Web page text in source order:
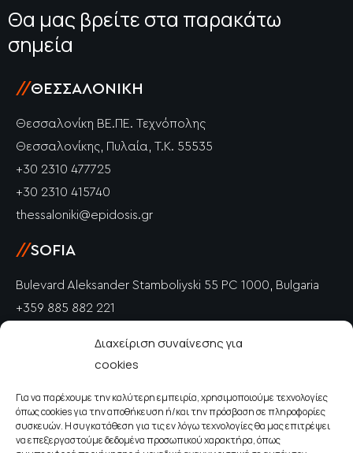
Διαχείριση συναίνεσης για
cookies
Για να παρέχουμε την καλύτερη εμπειρία, χρησιμοποιούμε τεχνολογίες
όπως cookies για την αποθήκευση ή/και την πρόσβαση σε πληροφορίες
συσκευών. Η συγκατάθεση για τις εν λόγω τεχνολογίες θα μας επιτρέψει
να επεξεργαστούμε δεδομένα προσωπικού χαρακτήρα, όπως
Θα μας βρείτε στα παρακάτω
σημεία
//ΘΕΣΣΑΛΟΝΊΚΗ
Θεσσαλονίκη ΒΕ.ΠΕ. Τεχνόπολης
Θεσσαλονίκης, Πυλαία, Τ.Κ. 55535
+30 2310 477725
+30 2310 415740
thessaloniki@epidosis.gr
//SOFIA
Bulevard Aleksander Stamboliyski 55 PC 1000, Bulgaria
+359 885 882 221
PETRICH
Polkovnik Drangov PC 2850, Bulgaria
+359 885 882 221
info@epidosis.gr